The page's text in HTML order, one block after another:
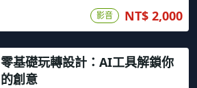
影音 NT$ 2,000
零基礎玩轉設計：AI工具解鎖你
的創意